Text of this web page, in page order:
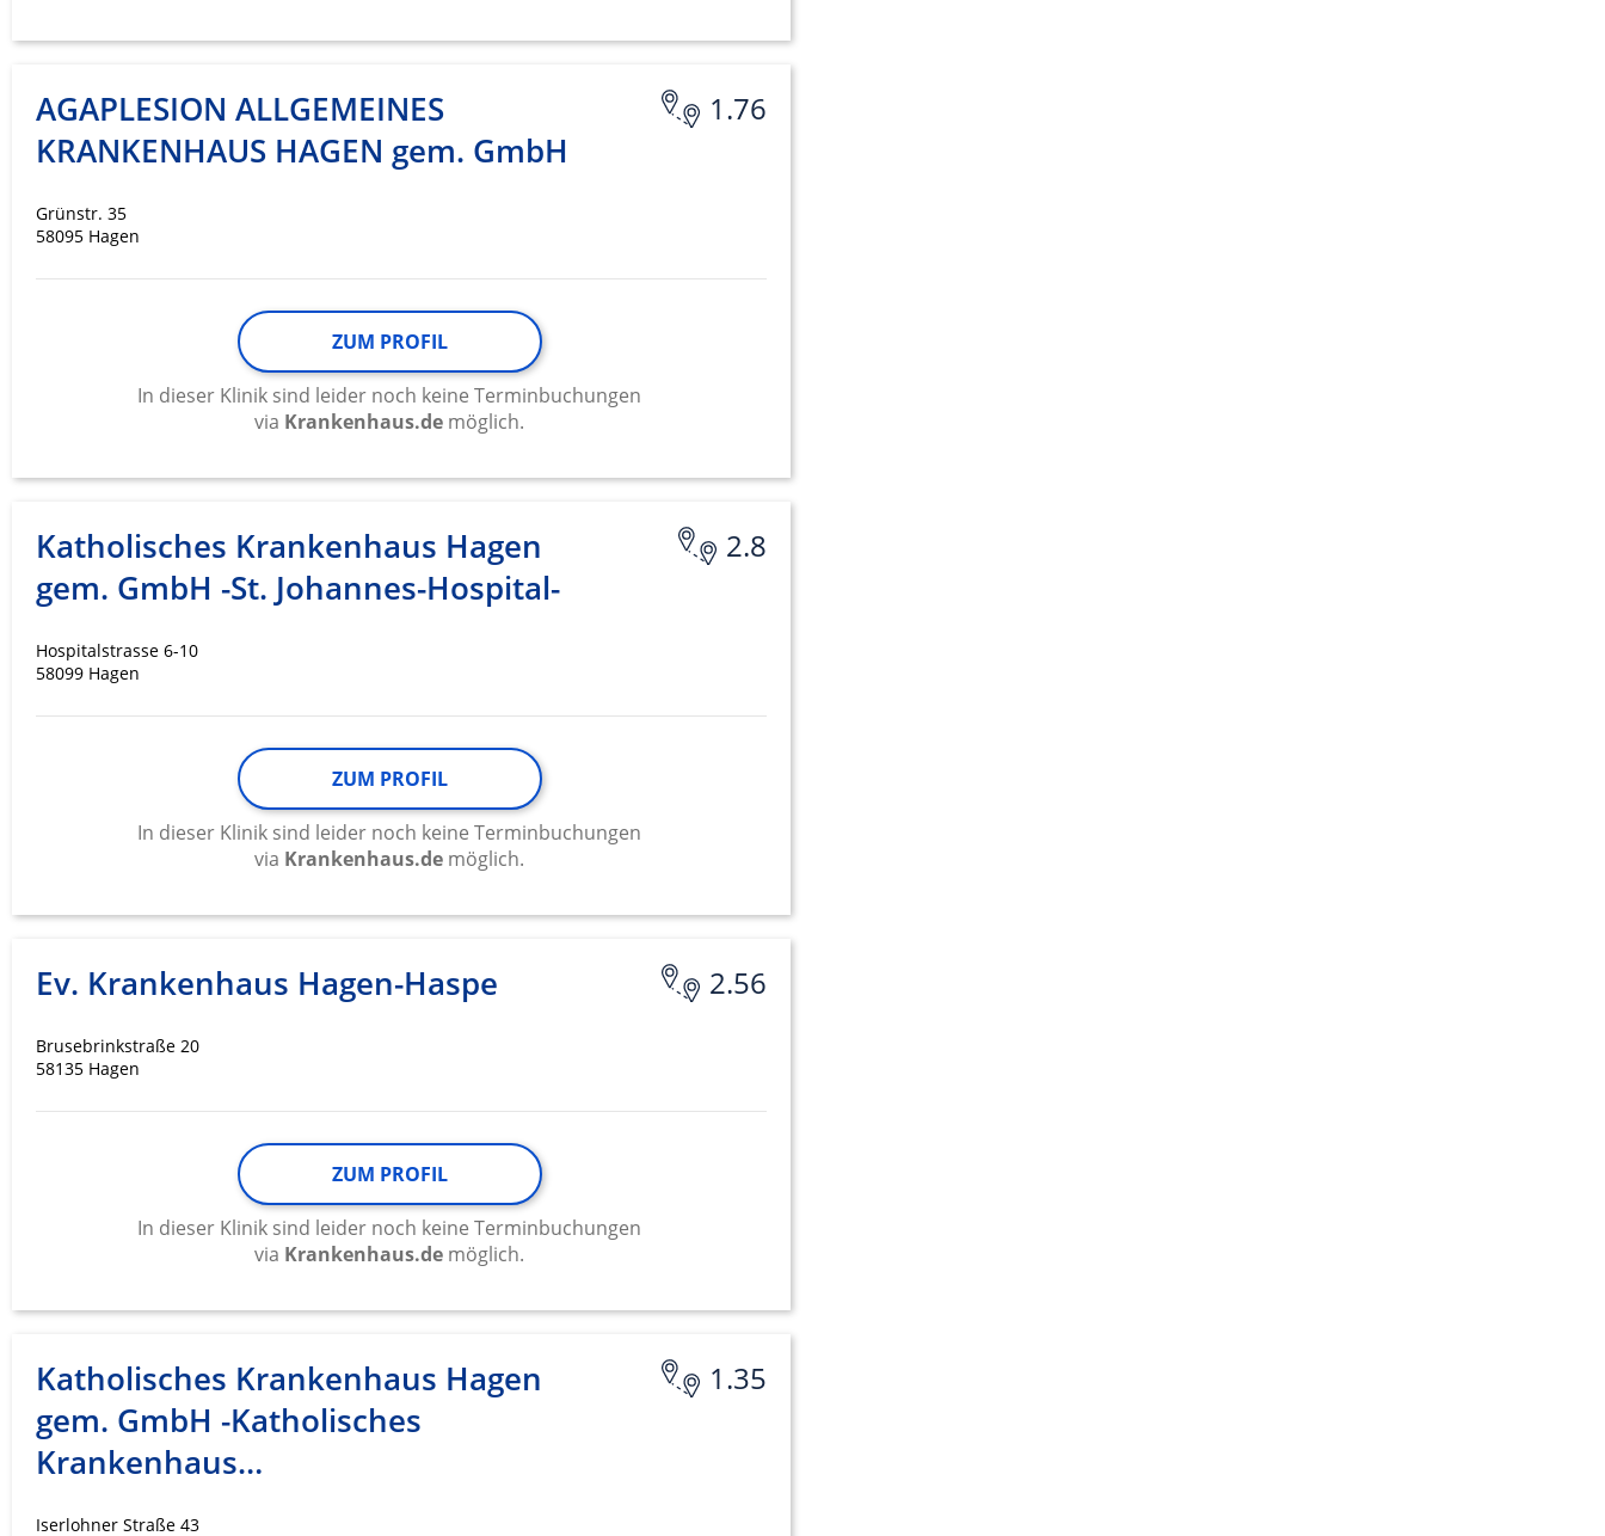
1.76
AGAPLESION ALLGEMEINES
KRANKENHAUS HAGEN gem. GmbH
Grünstr. 35
58095 Hagen
ZUM PROFIL
In dieser Klinik sind leider noch keine Terminbuchungen
via Krankenhaus.de möglich.
2.8
Katholisches Krankenhaus Hagen
gem. GmbH -St. Johannes-Hospital-
Hospitalstrasse 6-10
58099 Hagen
ZUM PROFIL
In dieser Klinik sind leider noch keine Terminbuchungen
via Krankenhaus.de möglich.
2.56
Ev. Krankenhaus Hagen-Haspe
Brusebrinkstraße 20
58135 Hagen
ZUM PROFIL
In dieser Klinik sind leider noch keine Terminbuchungen
via Krankenhaus.de möglich.
1.35
Katholisches Krankenhaus Hagen
gem. GmbH -Katholisches
Krankenhaus…
Iserlohner Straße 43